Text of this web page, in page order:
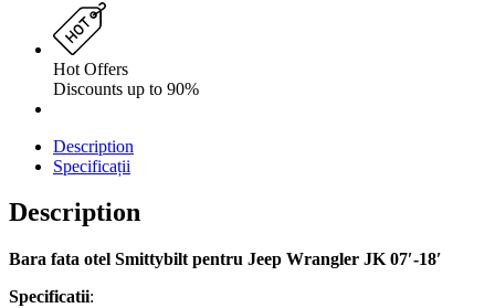
Hot Offers
Discounts up to 90%
Description
Specificații
Description
Bara fata otel Smittybilt pentru Jeep Wrangler JK 07′-18′
Specificatii: